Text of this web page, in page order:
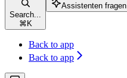
Search...
⌘ K
Assistenten fragen
Back to app
Back to app